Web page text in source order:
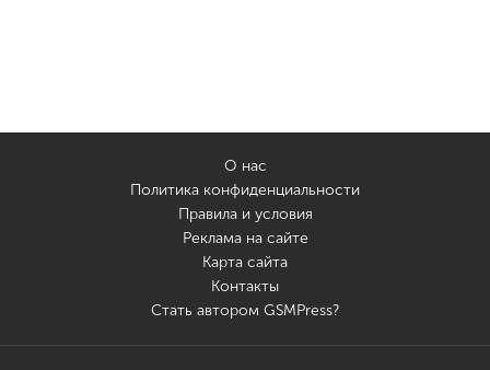
О нас
Политика конфиденциальности
Правила и условия
Реклама на сайте
Карта сайта
Контакты
Стать автором GSMPress?